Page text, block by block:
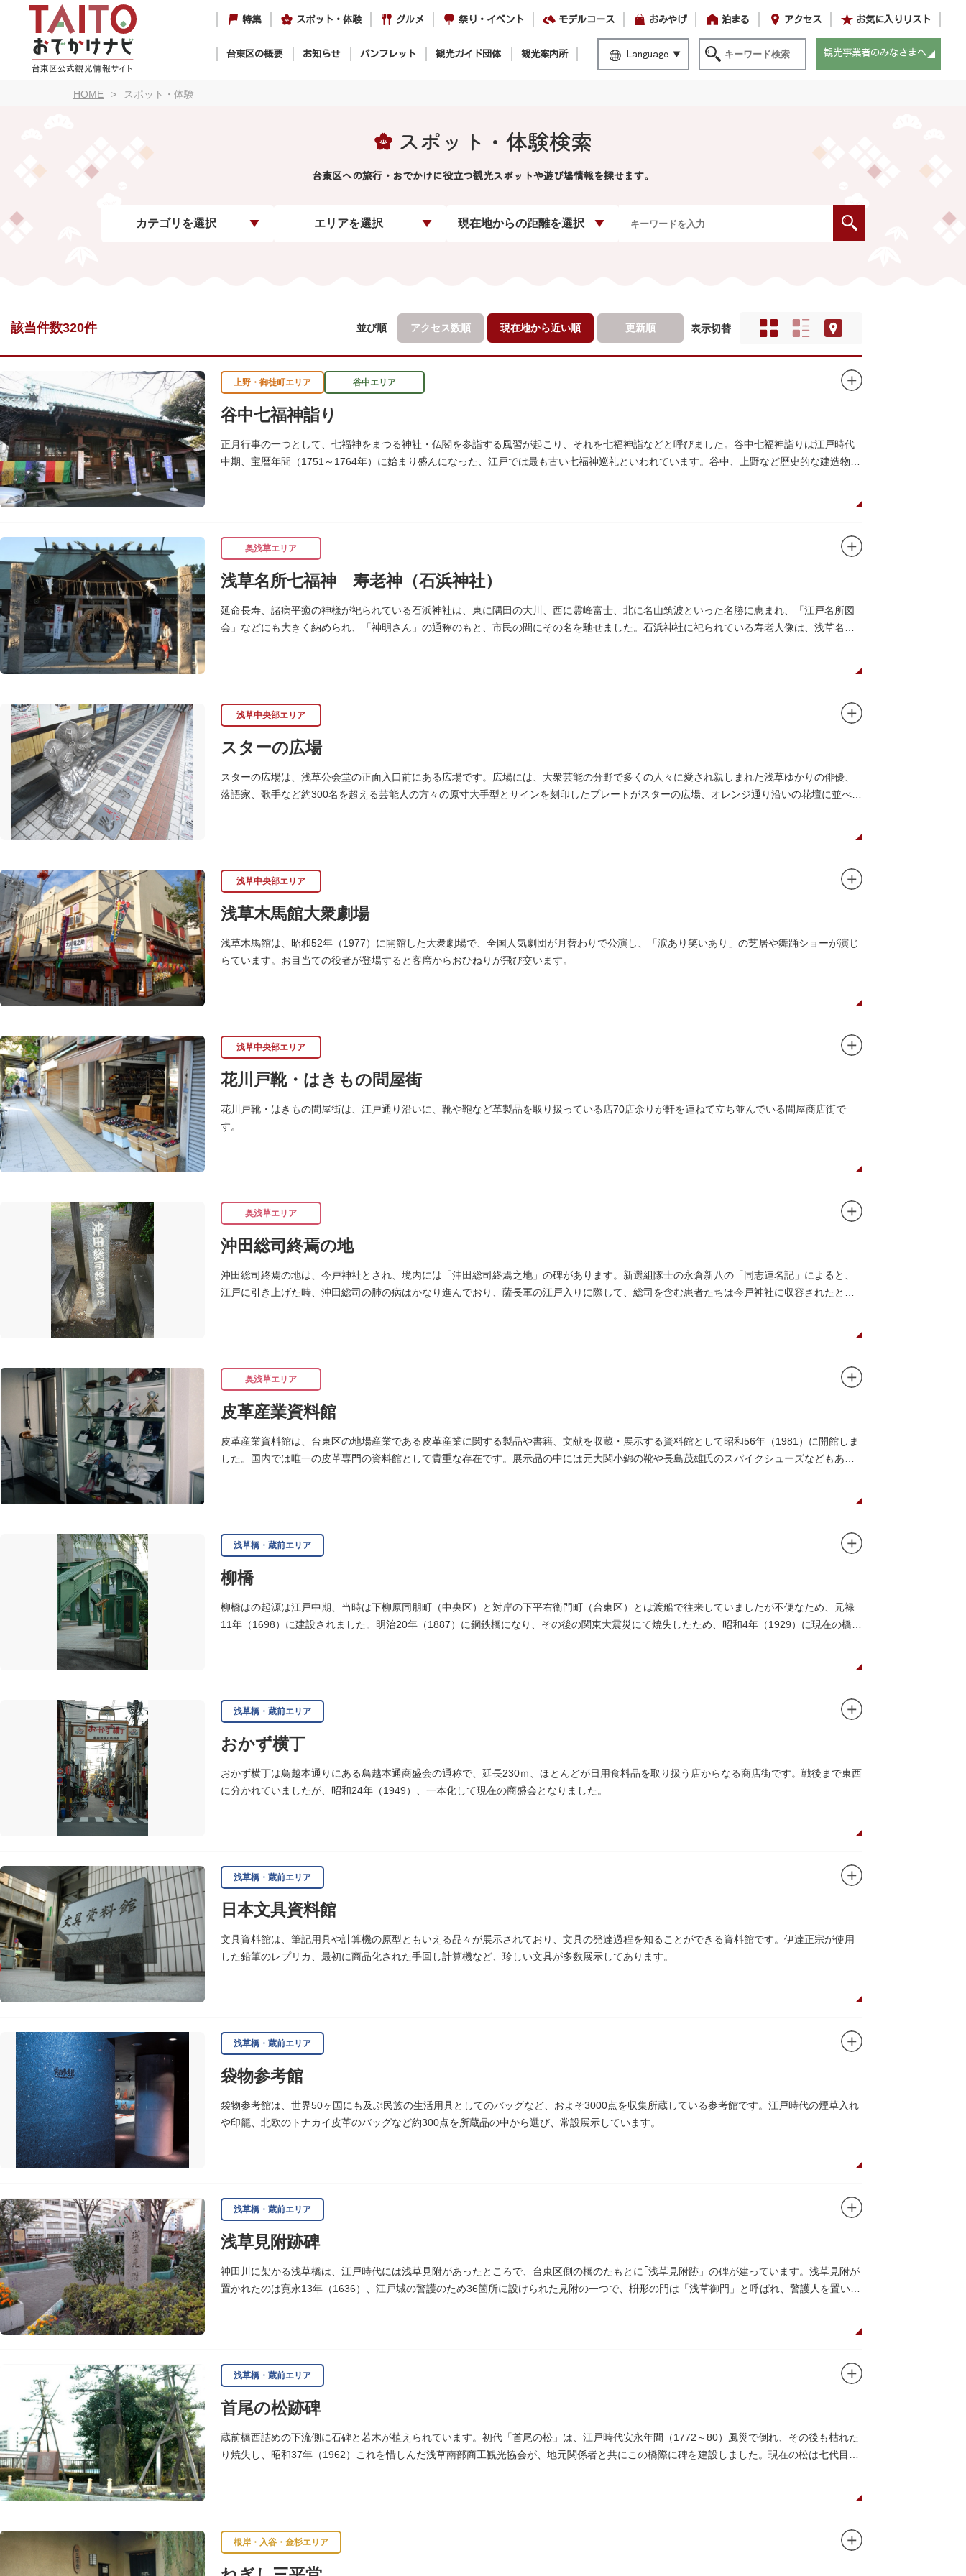
特集 スポット・体験 グルメ 祭り・イベント モデルコース おみやげ 泊まる アクセス お気に入りリスト
台東区の概要 お知らせ パンフレット 観光ガイド団体 観光案内所 Language 観光事業者のみなさまへ
HOME スポット・体験
スポット・体験検索
台東区への旅行・おでかけに役立つ観光スポットや遊び場情報を探せます。
カテゴリを選択 エリアを選択 現在地からの距離を選択
該当件数320件 並び順 アクセス数順 現在地から近い順 更新順 表示切替
上野・御徒町エリア 谷中エリア
谷中七福神詣り
正月行事の一つとして、七福神をまつる神社・仏閣を参詣する風習が起こり、それを七福神詣などと呼びました。谷中七福神詣りは江戸時代
中期、宝暦年間（1751～1764年）に始まり盛んになった、江戸では最も古い七福神巡礼といわれています。谷中、上野など歴史的な建造物や
奥浅草エリア
浅草名所七福神 寿老神（石浜神社）
延命長寿、諸病平癒の神様が祀られている石浜神社は、東に隅田の大川、西に霊峰富士、北に名山筑波といった名勝に恵まれ、「江戸名所図
会」などにも大きく納められ、「神明さん」の通称のもと、市民の間にその名を馳せました。石浜神社に祀られている寿老人像は、浅草名所
浅草中央部エリア
スターの広場
スターの広場は、浅草公会堂の正面入口前にある広場です。広場には、大衆芸能の分野で多くの人々に愛され親しまれた浅草ゆかりの俳優、
落語家、歌手など約300名を超える芸能人の方々の原寸大手型とサインを刻印したプレートがスターの広場、オレンジ通り沿いの花壇に並べら
浅草中央部エリア
浅草木馬館大衆劇場
浅草木馬館は、昭和52年（1977）に開館した大衆劇場で、全国人気劇団が月替わりで公演し、「涙あり笑いあり」の芝居や舞踊ショーが演じ
らています。お目当ての役者が登場すると客席からおひねりが飛び交います。
浅草中央部エリア
花川戸靴・はきもの問屋街
花川戸靴・はきもの問屋街は、江戸通り沿いに、靴や鞄など革製品を取り扱っている店70店余りが軒を連ねて立ち並んでいる問屋商店街で
す。
奥浅草エリア
沖田総司終焉の地
沖田総司終焉の地は、今戸神社とされ、境内には「沖田総司終焉之地」の碑があります。新選組隊士の永倉新八の「同志連名記」によると、
江戸に引き上げた時、沖田総司の肺の病はかなり進んでおり、薩長軍の江戸入りに際して、総司を含む患者たちは今戸神社に収容されたとあ
奥浅草エリア
皮革産業資料館
皮革産業資料館は、台東区の地場産業である皮革産業に関する製品や書籍、文献を収蔵・展示する資料館として昭和56年（1981）に開館しま
した。国内では唯一の皮革専門の資料館として貴重な存在です。展示品の中には元大関小錦の靴や長島茂雄氏のスパイクシューズなどもあり
浅草橋・蔵前エリア
柳橋
柳橋はの起源は江戸中期、当時は下柳原同朋町（中央区）と対岸の下平右衛門町（台東区）とは渡船で往来していましたが不便なため、元禄
11年（1698）に建設されました。明治20年（1887）に鋼鉄橋になり、その後の関東大震災にて焼失したため、昭和4年（1929）に現在の橋が
浅草橋・蔵前エリア
おかず横丁
おかず横丁は鳥越本通りにある鳥越本通商盛会の通称で、延長230ｍ、ほとんどが日用食料品を取り扱う店からなる商店街です。戦後まで東西
に分かれていましたが、昭和24年（1949）、一本化して現在の商盛会となりました。
浅草橋・蔵前エリア
日本文具資料館
文具資料館は、筆記用具や計算機の原型ともいえる品々が展示されており、文具の発達過程を知ることができる資料館です。伊達正宗が使用
した鉛筆のレプリカ、最初に商品化された手回し計算機など、珍しい文具が多数展示してあります。
浅草橋・蔵前エリア
袋物参考館
袋物参考館は、世界50ヶ国にも及ぶ民族の生活用具としてのバッグなど、およそ3000点を収集所蔵している参考館です。江戸時代の煙草入れ
や印籠、北欧のトナカイ皮革のバッグなど約300点を所蔵品の中から選び、常設展示しています。
浅草橋・蔵前エリア
浅草見附跡碑
神田川に架かる浅草橋は、江戸時代には浅草見附があったところで、台東区側の橋のたもとに｢浅草見附跡」の碑が建っています。浅草見附が
置かれたのは寛永13年（1636）、江戸城の警護のため36箇所に設けられた見附の一つで、枡形の門は「浅草御門」と呼ばれ、警護人を置いて
浅草橋・蔵前エリア
首尾の松跡碑
蔵前橋西詰めの下流側に石碑と若木が植えられています。初代「首尾の松」は、江戸時代安永年間（1772～80）風災で倒れ、その後も枯れた
り焼失し、昭和37年（1962）これを惜しんだ浅草南部商工観光協会が、地元関係者と共にこの橋際に碑を建設しました。現在の松は七代目と
根岸・入谷・金杉エリア